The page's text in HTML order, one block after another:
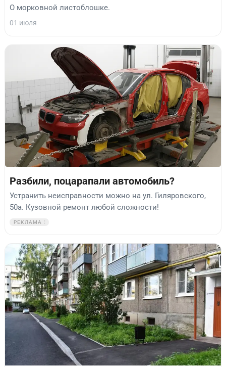
О морковной листоблошке.
01 июля
Разбили, поцарапали автомобиль?
Устранить неисправности можно на ул. Гиляровского,
50а. Кузовной ремонт любой сложности!
РЕКЛАМА